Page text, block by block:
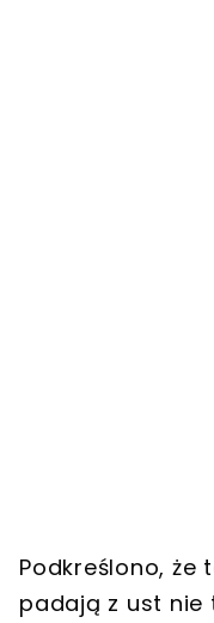
Podkreślono, że
padają z ust nie